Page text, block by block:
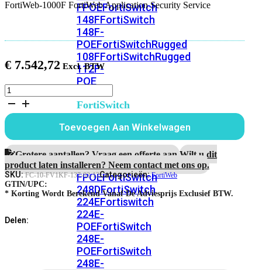
FPOEFortiSwitch
148FFortiSwitch
148F-
POEFortiSwitchRugged
108FFortiSwitchRugged
112F-
POE
FortiSwitch
Series
FortiSwitch
224D-
FPOEFortiSwitch
248DFortiSwitch
224EFortiswitch
224E-
POEFortiSwitch
248E-
POEFortiSwitch
248E-
FortiWeb-1000F FortiWeb Application Security Service
€ 7.542,72
FortiWeb-
1000F
jaar
FortiWeb
Application
Security
Service
aantal
Toevoegen Aan Winkelwagen
Grotere aantallen? Vraag een offerte aan.Wilt u dit
product laten installeren? Neem contact met ons op.
SKU:FC-10-FV1KF-137-02-12Categorieën:FortiWeb
GTIN/UPC:
* Korting Wordt Berekend Vanaf De Adviesprijs Exclusief BTW.
Delen: